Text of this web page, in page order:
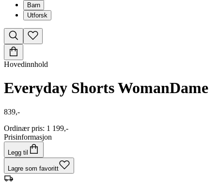
Barn
Utforsk
Hovedinnhold
Everyday Shorts WomanDame
839,-
Ordinær pris: 1 199,-
Prisinformasjon
Legg til
Lagre som favoritt